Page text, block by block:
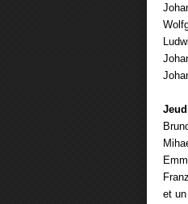
et